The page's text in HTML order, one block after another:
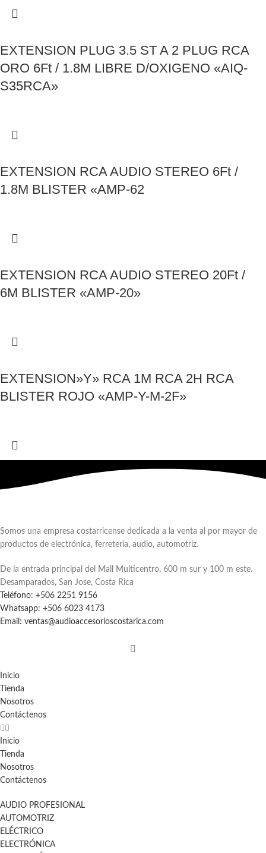
EXTENSION PLUG 3.5 ST A 2 PLUG RCA
ORO 6Ft / 1.8M LIBRE D/OXIGENO «AIQ-
S35RCA»
EXTENSION RCA AUDIO STEREO 6Ft /
1.8M BLISTER «AMP-62
EXTENSION RCA AUDIO STEREO 20Ft /
6M BLISTER «AMP-20»
EXTENSION»Y» RCA 1M RCA 2H RCA
BLISTER ROJO «AMP-Y-M-2F»
Somos una empresa costarricense dedicada a la venta al por mayor de
productos de electrónica, ferretería, audio, automotriz.
De la entrada principal del Mall Multicentro, 600 m sur y 100 m este.
Desamparados, San Jose, Costa Rica
Teléfono: +506 2251 9156
Whatsapp: +506 6023 4173
Email: ventas@audioaccesorioscostarica.com
Inicio
Tienda
Nosotros
Contáctenos
Inicio
Tienda
Nosotros
Contáctenos
AUDIO PROFESIONAL
AUTOMOTRIZ
ELÉCTRICO
ELECTRÓNICA